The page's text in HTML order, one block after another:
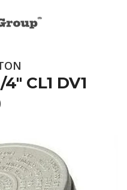
CL1 DV1